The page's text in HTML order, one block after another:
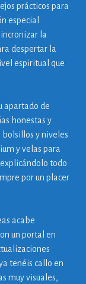
prácticos para
especial
la
despertar la
espiritual que
apartado de
honestas y
bolsillos y niveles
y velas para
todo
por un placer
acabe
un portal en
tenéis callo en
muy visuales,